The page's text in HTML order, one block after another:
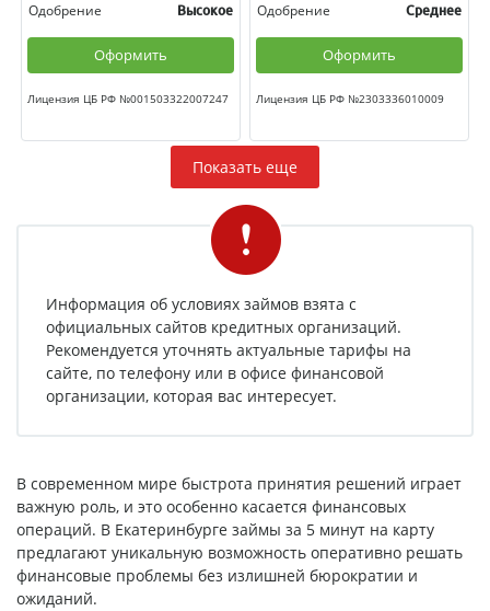
Одобрение
Высокое
Оформить
Лицензия ЦБ РФ №001503322007247
Одобрение
Среднее
Оформить
Лицензия ЦБ РФ №2303336010009
Показать еще
Информация об условиях займов взята с
официальных сайтов кредитных организаций.
Рекомендуется уточнять актуальные тарифы на
сайте, по телефону или в офисе финансовой
организации, которая вас интересует.
В современном мире быстрота принятия решений играет
важную роль, и это особенно касается финансовых
операций. В Екатеринбурге займы за 5 минут на карту
предлагают уникальную возможность оперативно решать
финансовые проблемы без излишней бюрократии и
ожиданий.